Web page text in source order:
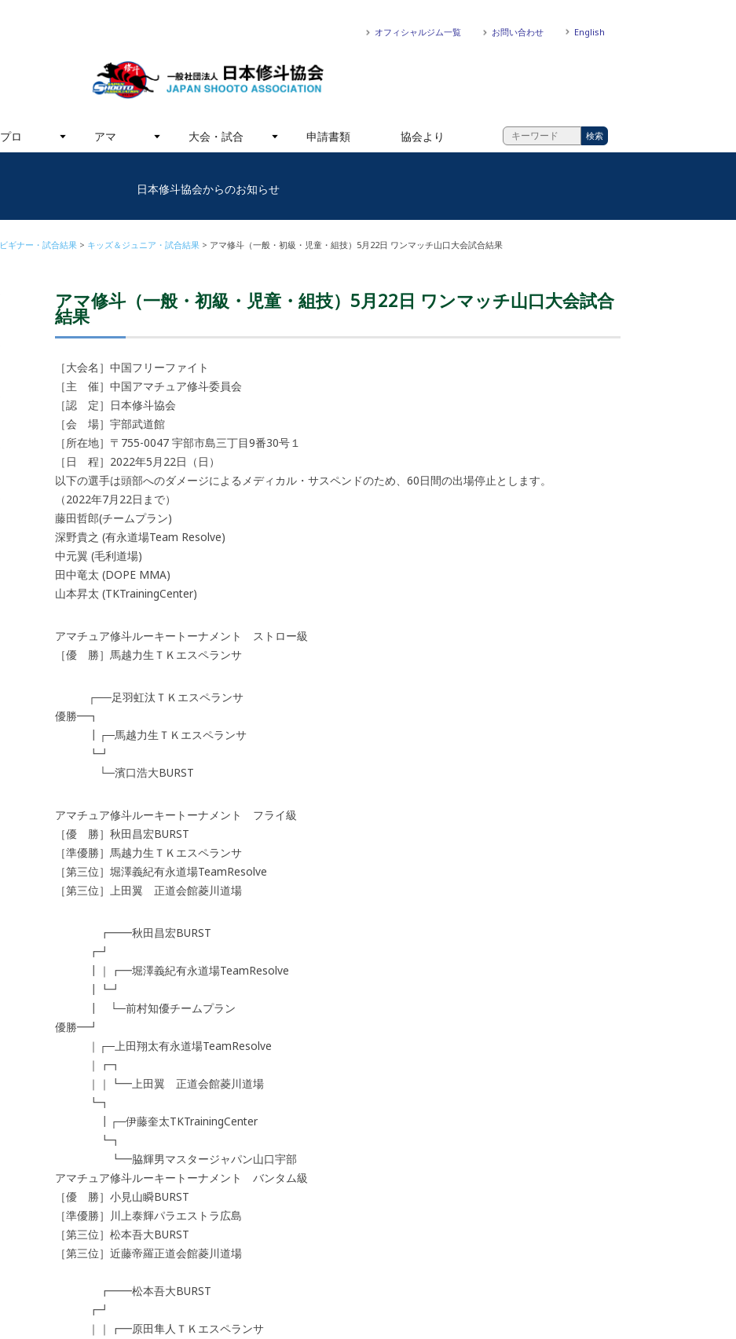
オフィシャルジム一覧 お問い合わせ English
プロ アマ 大会・試合 申請書類 協会より
日本修斗協会からのお知らせ
ビギナー・試合結果 キッズ＆ジュニア・試合結果 アマ修斗（一般・初級・児童・組技）5月22日 ワンマッチ山口大会試合結果
アマ修斗（一般・初級・児童・組技）5月22日 ワンマッチ山口大会試合
結果
［大会名］中国フリーファイト
［主 催］中国アマチュア修斗委員会
［認 定］日本修斗協会
［会 場］宇部武道館
［所在地］〒755-0047 宇部市島三丁目9番30号１
［日 程］2022年5月22日（日）
以下の選手は頭部へのダメージによるメディカル・サスペンドのため、60日間の出場停止とします。
（2022年7月22日まで）
藤田哲郎(チームプラン)
深野貴之 (有永道場Team Resolve)
中元翼 (毛利道場)
田中竜太 (DOPE MMA)
山本昇太 (TKTrainingCenter)
アマチュア修斗ルーキートーナメント ストロー級
［優 勝］馬越力生ＴＫエスペランサ
┌──足羽虹汰ＴＫエスペランサ
優勝━┓
┃┌─馬越力生ＴＫエスペランサ
┗┛
└─濱口浩大BURST
アマチュア修斗ルーキートーナメント フライ級
［優 勝］秋田昌宏BURST
［準優勝］馬越力生ＴＫエスペランサ
［第三位］堀澤義紀有永道場TeamResolve
［第三位］上田翼 正道会館菱川道場
┏━━秋田昌宏BURST
┏┛
┃｜┏━堀澤義紀有永道場TeamResolve
┃┗┛
┃ └─前村知優チームプラン
優勝━┛
｜┌─上田翔太有永道場TeamResolve
｜┏┓
｜｜┗━上田翼 正道会館菱川道場
┗┓
┃┌─伊藤奎太TKTrainingCenter
┗┓
┗━脇輝男マスタージャパン山口宇部
アマチュア修斗ルーキートーナメント バンタム級
［優 勝］小見山瞬BURST
［準優勝］川上泰輝パラエストラ広島
［第三位］松本吾大BURST
［第三位］近藤帝羅正道会館菱川道場
┏━━松本吾大BURST
┏┛
｜｜┏━原田隼人ＴＫエスペランサ